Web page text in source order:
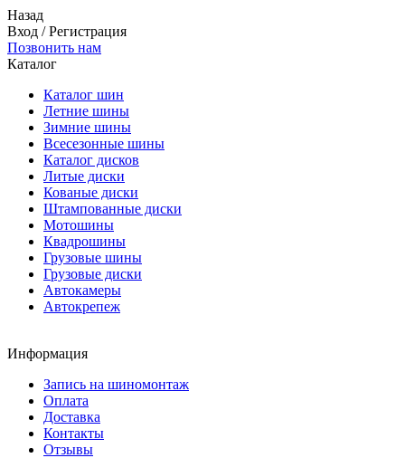
Назад
Вход /Регистрация
Позвонить нам
Каталог
Каталог шин
Летние шины
Зимние шины
Всесезонные шины
Каталог дисков
Литые диски
Кованые диски
Штампованные диски
Мотошины
Квадрошины
Грузовые шины
Грузовые диски
Автокамеры
Автокрепеж
Информация
Запись на шиномонтаж
Оплата
Доставка
Контакты
Отзывы